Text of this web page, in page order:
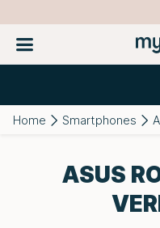
Home Smartphones
ASUS